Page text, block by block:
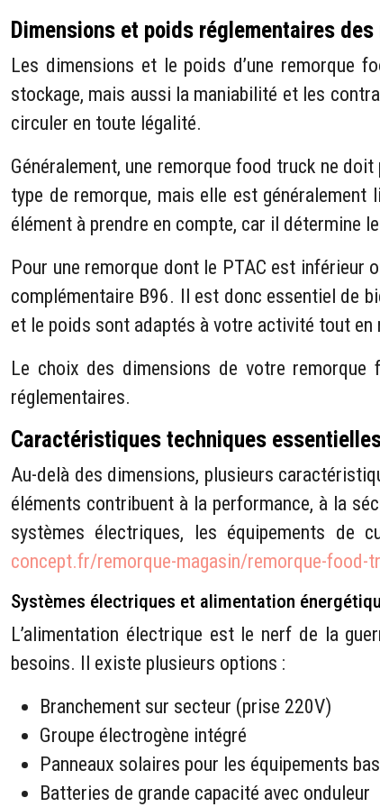
Dimensions et poids réglementaires
Les dimensions et le poids d’une remorque
stockage, mais aussi la maniabilité et les
circuler en toute légalité.
Généralement, une remorque food truck ne
type de remorque, mais elle est
élément à prendre en compte, car il détermine
Pour une remorque dont le PTAC est inférieur
complémentaire B96. Il est donc essentiel de
et le poids sont adaptés à votre activité tout
Le choix des dimensions de votre
réglementaires.
Caractéristiques techniques
Au-delà des dimensions, plusieurs
éléments contribuent à la performance, à la
systèmes électriques, les équipements de
concept.fr/remorque-magasin/remorque-food-
Systèmes électriques et alimentation
L’alimentation électrique est le nerf de la
besoins. Il existe plusieurs options :
Branchement sur secteur (prise 220V)
Groupe électrogène intégré
Panneaux solaires pour les équipements
Batteries de grande capacité avec onduleur